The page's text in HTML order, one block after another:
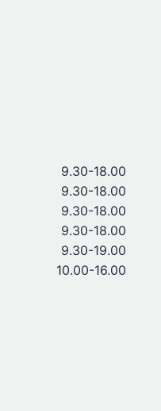
9.30-18.00
9.30-18.00
9.30-18.00
9.30-18.00
9.30-19.00
10.00-16.00